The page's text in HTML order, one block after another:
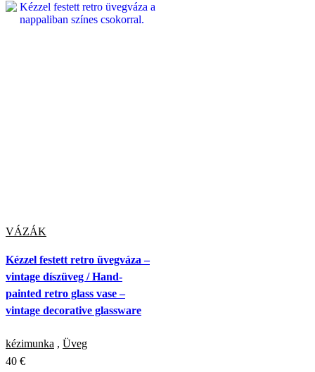
VÁZÁK
Kézzel festett retro üvegváza –
vintage díszüveg / Hand-
painted retro glass vase –
vintage decorative glassware
kézimunka , Üveg
40 €